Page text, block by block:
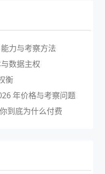
力与考察方法
数据主权
衡
年价格与考察问题
到底为什么付费